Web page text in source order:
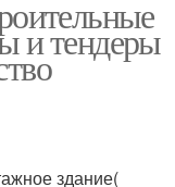
и тендеры
здание(